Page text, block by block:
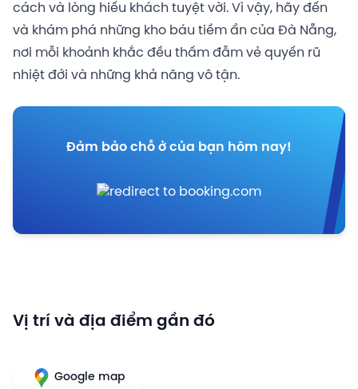
cách và lòng hiếu khách tuyệt vời. Vì vậy, hãy đến
và khám phá những kho báu tiềm ẩn của Đà Nẵng,
nơi mỗi khoảnh khắc đều thấm đẫm vẻ quyến rũ
nhiệt đới và những khả năng vô tận.
Đảm bảo chỗ ở của bạn hôm nay!
Vị trí và địa điểm gần đó
Google map